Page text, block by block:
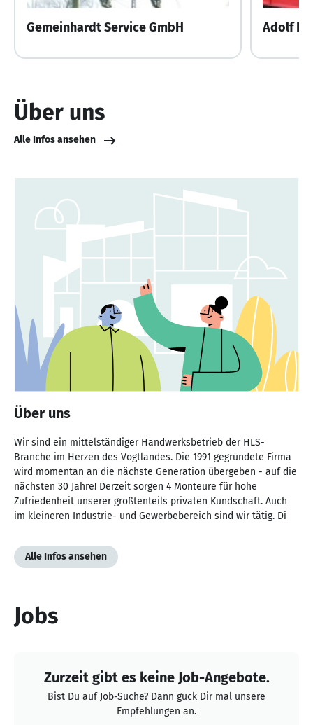
Gemeinhardt Service GmbH Adolf
Über uns
Alle Infos ansehen
Über uns
Wir sind ein mittelständiger Handwerksbetrieb der HLS-
Branche im Herzen des Vogtlandes. Die 1991 gegründete Firma
wird momentan an die nächste Generation übergeben - auf die
nächsten 30 Jahre! Derzeit sorgen 4 Monteure für hohe
Zufriedenheit unserer größtenteils privaten Kundschaft. Auch
im kleineren Industrie- und Gewerbebereich sind wir tätig. Di
Alle Infos ansehen
Jobs
Zurzeit gibt es keine Job-Angebote.
Bist Du auf Job-Suche? Dann guck Dir mal unsere
Empfehlungen an.